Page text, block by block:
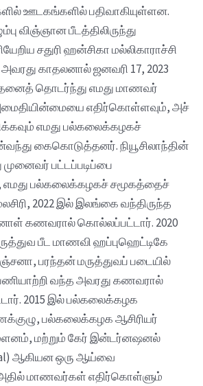
ஊடகங்களில் பதிவாகியுள்ளன.
விஞ்ஞான பீடத்திலிருந்து
சதுரி ஹன்சிகா மல்லிகாராச்சி
காதலனால் ஜனவரி 17, 2023
தொடர்ந்து எமது மாணவர்
எதிர்கொள்ளவும், அச்
எமது பல்கலைக்கழகச்
கைகொடுத்தனர். நியூசிலாந்தின்
பட்டப்படிப்பை
பல்கலைக்கழகச் சமூகத்தைச்
2022 இல் இலங்கை வந்திருந்த
கணவரால் கொல்லப்பட்டார். 2020
பீட மாணவி ஹப்புஹெட்டிகே
பரந்தன் மருத்துவப் படையில்
வந்த அவரது கணவரால்
2015 இல் பல்கலைக்கழக
பல்கலைக்கழக ஆசிரியர்
மற்றும் கேர் இன்டர்னஷனல்
ஆகியன ஒரு ஆய்வை
அதில் மாணவர்கள் எதிர்கொள்ளும்